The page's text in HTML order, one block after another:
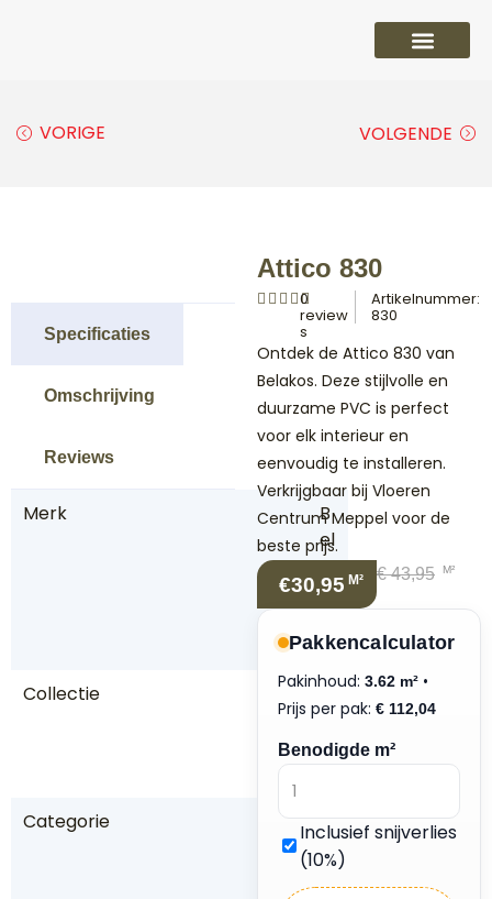
VORIGE VOLGENDE
Specificaties
Omschrijving
Reviews
Merk
B
el
a
k
o
s
Collectie
A
tt
ic
o
Categorie
P
V
C
Attico 830
0
review
s
Artikelnummer:
830
Ontdek de Attico 830 van
Belakos. Deze stijlvolle en
duurzame PVC is perfect
voor elk interieur en
eenvoudig te installeren.
Verkrijgbaar bij Vloeren
Centrum Meppel voor de
beste prijs.
€30,95 M² €43,95 M²
Pakkencalculator
Pakinhoud: 3.62 m² •
Prijs per pak: € 112,04
Benodigde m²
Inclusief snijverlies
(10%)